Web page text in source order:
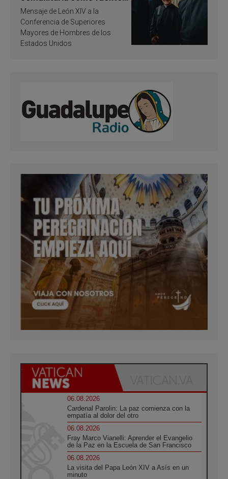
de inspiración y
santificación
Mensaje de León XIV a la
Conferencia de Superiores
Mayores de Hombres de los
Estados Unidos
06.08.2026
Cardenal Parolin: La paz comienza con la
empatía al dolor del otro
06.08.2026
Fray Marco Vianelli: Aprender el Evangelio
de la Paz en la Escuela de San Francisco
06.08.2026
La visita del Papa León XIV a Asís en un
minuto